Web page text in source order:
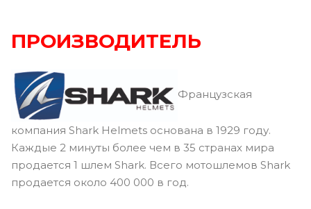
ПРОИЗВОДИТЕЛЬ
Французская
компания Shark Helmets основана в 1929 году.
Каждые 2 минуты более чем в 35 странах мира
продается 1 шлем Shark. Всего мотошлемов Shark
продается около 400 000 в год.